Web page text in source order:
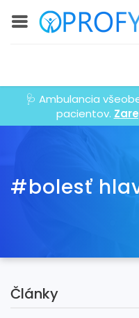
🩺 Ambulancia
pacientov.
#bolesť
Články